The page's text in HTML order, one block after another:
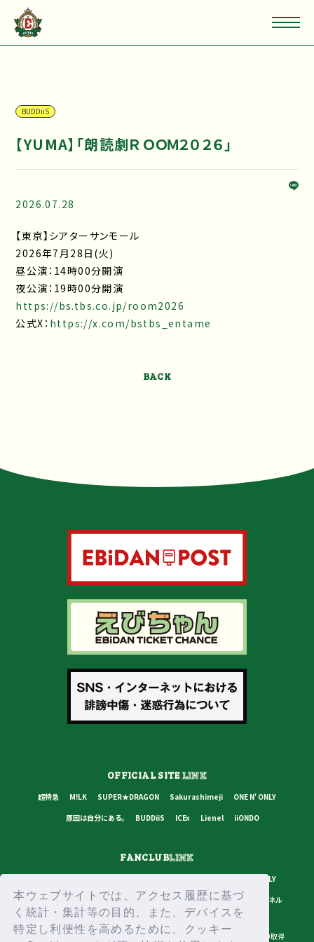
本ウェブサイトでは、アクセス履歴に基づ
く統計・集計等の目的、また、デバイスを
特定し利便性を高めるために、クッキー
BUDDiiS
【YUMA】「朗読劇ＲＯＯＭ２０２６」
2026.07.28
【東京】シアターサンモール
2026年7月28日(火)
昼公演：14時00分開演
夜公演：19時00分開演
https://bs.tbs.co.jp/room2026
公式X： https://x.com/bstbs_entame
BACK
OFFICIAL SITELINK
超特急 M!LK SUPER★DRAGON Sakurashimeji
ONE N' ONLY
原因は自分にある。
BUDDiiS ICEx Lienel iiONDO
FANCLUBLINK
ONE N' ONLY
原因は自分にある。
BUDDiiS ICEx Lienel スターダストチャンネル
プライバシーポリシー ご利用規約 推奨環境 ヘルプ・お問い合わせ ID取得